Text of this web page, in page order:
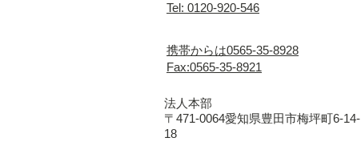
Tel: 0120-920-546
携帯からは0565-35-8928
Fax:0565-35-8921
法人本部
〒471-0064愛知県豊田市梅坪町6-14-
18